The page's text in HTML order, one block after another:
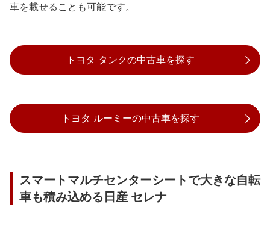
車を載せることも可能です。
トヨタ タンクの中古車を探す
トヨタ ルーミーの中古車を探す
スマートマルチセンターシートで大きな自転
車も積み込める日産 セレナ